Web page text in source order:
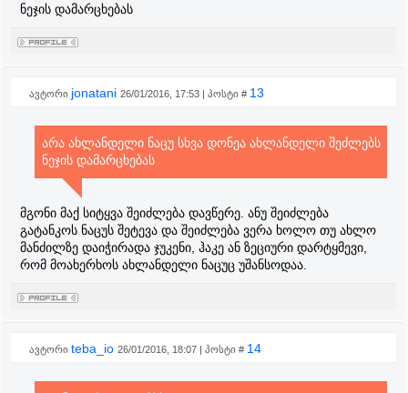
ნეჯის დამარცხებას
ავტორი jonatani 26/01/2016, 17:53 | პოსტი # 13
არა ახლანდელი ნაცუ სხვა დონეა ახლანდელი შეძლებს
ნეჯის დამარცხებას
მგონი მაქ სიტყვა შეიძლება დავწერე. ანუ შეიძლება
გატანკოს ნაცუს შეტევა და შეიძლება ვერა ხოლო თუ ახლო
მანძილზე დაიჭირადა ჯუკენი, ჰაკე ან ზეციური დარტყმევი,
რომ მოახერხოს ახლანდელი ნაცუც უშანსოდაა.
ავტორი teba_io 26/01/2016, 18:07 | პოსტი # 14